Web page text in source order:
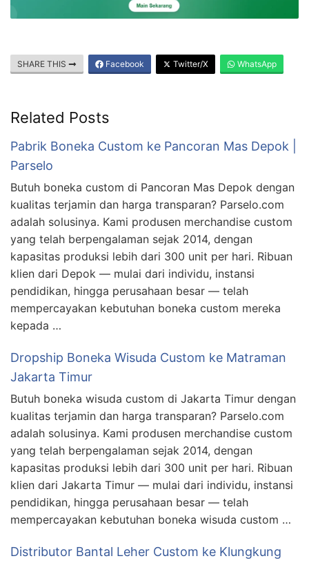
SHARE THIS Facebook Twitter/X WhatsApp
Related Posts
Pabrik Boneka Custom ke Pancoran Mas Depok |
Parselo
Butuh boneka custom di Pancoran Mas Depok dengan
kualitas terjamin dan harga transparan? Parselo.com
adalah solusinya. Kami produsen merchandise custom
yang telah berpengalaman sejak 2014, dengan
kapasitas produksi lebih dari 300 unit per hari. Ribuan
klien dari Depok — mulai dari individu, instansi
pendidikan, hingga perusahaan besar — telah
mempercayakan kebutuhan boneka custom mereka
kepada …
Dropship Boneka Wisuda Custom ke Matraman
Jakarta Timur
Butuh boneka wisuda custom di Jakarta Timur dengan
kualitas terjamin dan harga transparan? Parselo.com
adalah solusinya. Kami produsen merchandise custom
yang telah berpengalaman sejak 2014, dengan
kapasitas produksi lebih dari 300 unit per hari. Ribuan
klien dari Jakarta Timur — mulai dari individu, instansi
pendidikan, hingga perusahaan besar — telah
mempercayakan kebutuhan boneka wisuda custom …
Distributor Bantal Leher Custom ke Klungkung